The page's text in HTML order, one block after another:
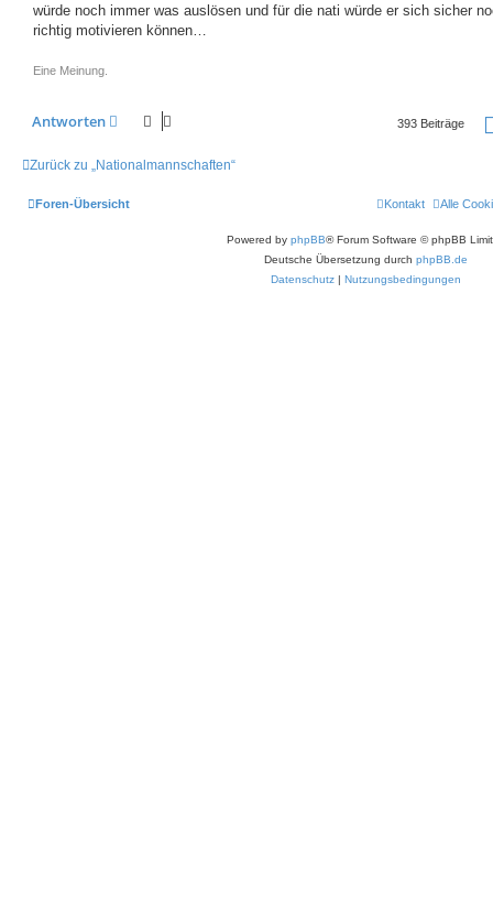
würde noch immer was auslösen und für die nati würde er sich sicher
richtig motivieren können…
Eine Meinung.
Antworten 393 Beiträge
Zurück zu „Nationalmannschaften“
Foren-Übersicht Alle
Kontakt
Powered by phpBB® Forum Software © phpBB
Deutsche Übersetzung durch phpBB.de
Datenschutz | Nutzungsbedingungen